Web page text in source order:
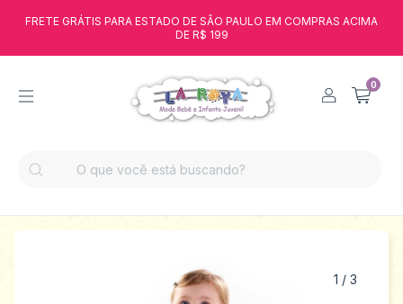
FRETE GRÁTIS PARA ESTADO DE SÃO PAULO EM COMPRAS ACIMA
DE R$ 199
0
1 / 3